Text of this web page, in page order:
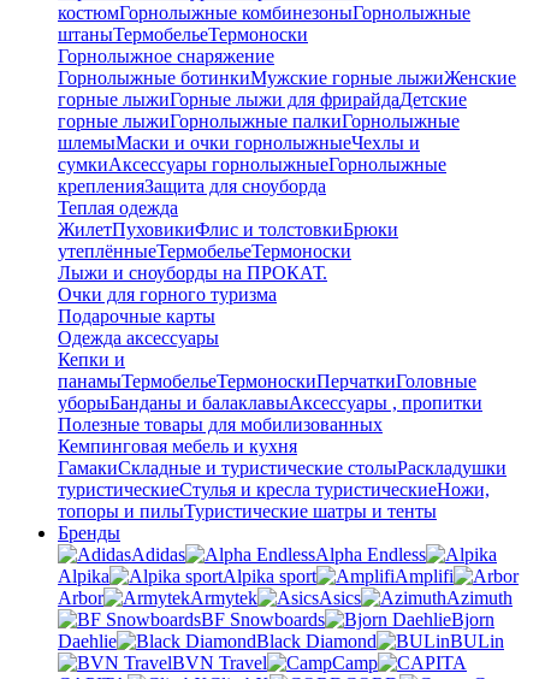
костюмГорнолыжные комбинезоныГорнолыжные
штаныТермобельеТермоноски
Горнолыжное снаряжение
Горнолыжные ботинкиМужские горные лыжиЖенские
горные лыжиГорные лыжи для фрирайдаДетские
горные лыжиГорнолыжные палкиГорнолыжные
шлемыМаски и очки горнолыжныеЧехлы и
сумкиАксессуары горнолыжныеГорнолыжные
крепленияЗащита для сноуборда
Теплая одежда
ЖилетПуховикиФлис и толстовкиБрюки
утеплённыеТермобельеТермоноски
Лыжи и сноуборды на ПРОКАТ.
Очки для горного туризма
Подарочные карты
Одежда аксессуары
Кепки и
панамыТермобельеТермоноскиПерчаткиГоловные
уборыБанданы и балаклавыАксессуары , пропитки
Полезные товары для мобилизованных
Кемпинговая мебель и кухня
ГамакиСкладные и туристические столыРаскладушки
туристическиеСтулья и кресла туристическиеНожи,
топоры и пилыТуристические шатры и тенты
Бренды
Adidas
Alpha Endless
Alpika
Alpika sport
Amplifi
Arbor
Armytek Asics
Azimuth
BF Snowboards
Bjorn
Daehlie
Black Diamond
BULin
BVN Travel
Camp